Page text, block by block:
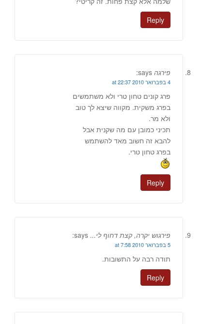
Reply
פירגה says:
4 בפברואר 2010 at 22:37
פרג קונים טחון טרי ולא משתמשים
בפרג משקית. מקווה שיצא לך טוב
ולא מר.
תכיני כמובן עם מה שקנית אבל
להבא זה חשוב מאד להשתמש
בפרג טחון טרי.
Reply
פירגוש יקרה, קצת דחוף לי... says:
5 בפברואר 2010 at 7:58
תודה רבה על התשובות.
Reply